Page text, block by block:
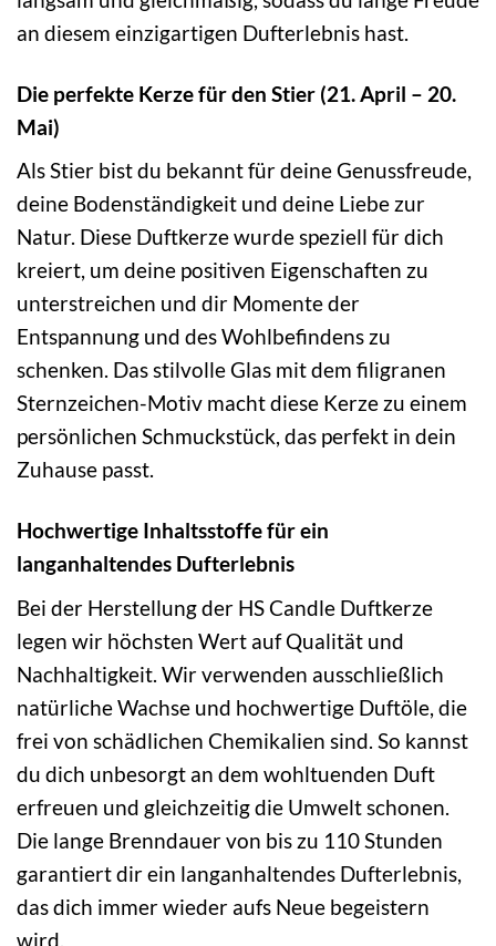
an diesem einzigartigen Dufterlebnis hast.
Die perfekte Kerze für den Stier (21. April – 20.
Mai)
Als Stier bist du bekannt für deine Genussfreude,
deine Bodenständigkeit und deine Liebe zur
Natur. Diese Duftkerze wurde speziell für dich
kreiert, um deine positiven Eigenschaften zu
unterstreichen und dir Momente der
Entspannung und des Wohlbefindens zu
schenken. Das stilvolle Glas mit dem filigranen
Sternzeichen-Motiv macht diese Kerze zu einem
persönlichen Schmuckstück, das perfekt in dein
Zuhause passt.
Hochwertige Inhaltsstoffe für ein
langanhaltendes Dufterlebnis
Bei der Herstellung der HS Candle Duftkerze
legen wir höchsten Wert auf Qualität und
Nachhaltigkeit. Wir verwenden ausschließlich
natürliche Wachse und hochwertige Duftöle, die
frei von schädlichen Chemikalien sind. So kannst
du dich unbesorgt an dem wohltuenden Duft
erfreuen und gleichzeitig die Umwelt schonen.
Die lange Brenndauer von bis zu 110 Stunden
garantiert dir ein langanhaltendes Dufterlebnis,
das dich immer wieder aufs Neue begeistern
wird.